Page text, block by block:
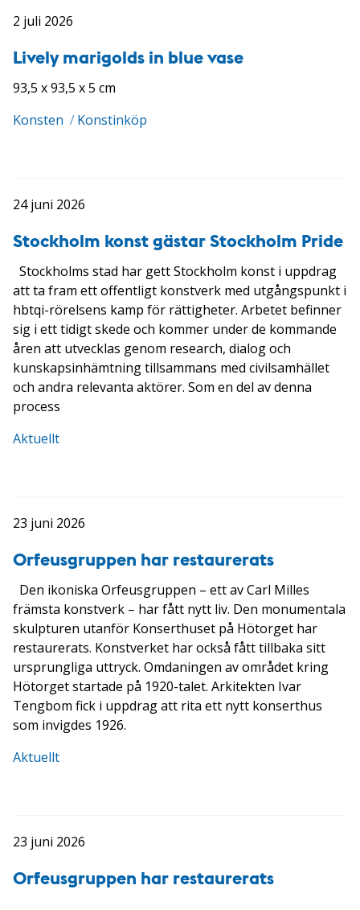
2 juli 2026
Lively marigolds in blue vase
93,5 x 93,5 x 5 cm
Konsten / Konstinköp
24 juni 2026
Stockholm konst gästar Stockholm Pride
Stockholms stad har gett Stockholm konst i uppdrag
att ta fram ett offentligt konstverk med utgångspunkt i
hbtqi-rörelsens kamp för rättigheter. Arbetet befinner
sig i ett tidigt skede och kommer under de kommande
åren att utvecklas genom research, dialog och
kunskapsinhämtning tillsammans med civilsamhället
och andra relevanta aktörer. Som en del av denna
process
Aktuellt
23 juni 2026
Orfeusgruppen har restaurerats
Den ikoniska Orfeusgruppen – ett av Carl Milles
främsta konstverk – har fått nytt liv. Den monumentala
skulpturen utanför Konserthuset på Hötorget har
restaurerats. Konstverket har också fått tillbaka sitt
ursprungliga uttryck. Omdaningen av området kring
Hötorget startade på 1920-talet. Arkitekten Ivar
Tengbom fick i uppdrag att rita ett nytt konserthus
som invigdes 1926.
Aktuellt
23 juni 2026
Orfeusgruppen har restaurerats